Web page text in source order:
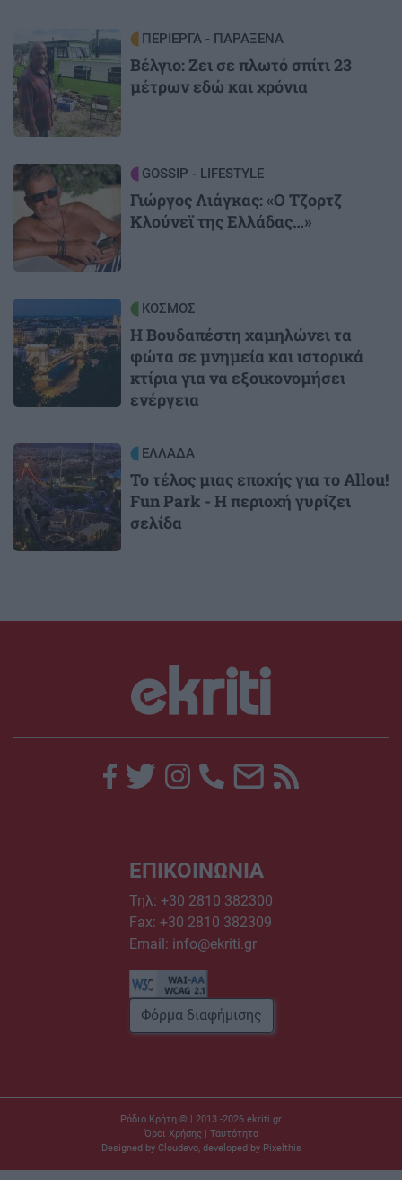
Image ΠΕΡΙΕΡΓΑ - ΠΑΡΑΞΕΝΑ
Βέλγιο: Ζει σε πλωτό σπίτι 23
μέτρων εδώ και χρόνια
Image GOSSIP - LIFESTYLE
Γιώργος Λιάγκας: «Ο Τζορτζ
Κλούνεϊ της Ελλάδας…»
ΚΟΣΜΟΣ
Η Βουδαπέστη χαμηλώνει τα
φώτα σε μνημεία και ιστορικά
κτίρια για να εξοικονομήσει
ενέργεια
Image ΕΛΛΑΔΑ
Το τέλος μιας εποχής για το Allou!
Fun Park - Η περιοχή γυρίζει
σελίδα
ΕΠΙΚΟΙΝΩΝΙΑ
Τηλ: +30 2810 382300
Fax: +30 2810 382309
Email: info@ekriti.gr
Φόρμα διαφήμισης
Ράδιο Κρήτη © | 2013 -2026 ekriti.gr
Όροι Χρήσης | Ταυτότητα
Designed by Cloudevo, developed by Pixelthis